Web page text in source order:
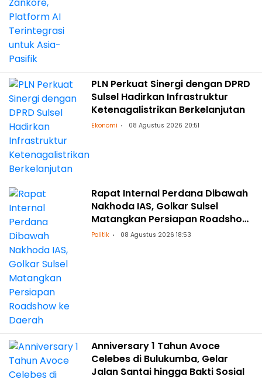
PLN Perkuat Sinergi dengan DPRD
Sulsel Hadirkan Infrastruktur
Ketenagalistrikan Berkelanjutan
Ekonomi 08 Agustus 2026 20:51
Rapat Internal Perdana Dibawah
Nakhoda IAS, Golkar Sulsel
Matangkan Persiapan Roadshow
ke Daerah
Politik 08 Agustus 2026 18:53
Anniversary 1 Tahun Avoce
Celebes di Bulukumba, Gelar
Jalan Santai hingga Bakti Sosial